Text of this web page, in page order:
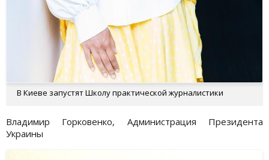
В Киеве запустят Школу практической журналистики
Владимир Горковенко, Администрация Президента
Украины